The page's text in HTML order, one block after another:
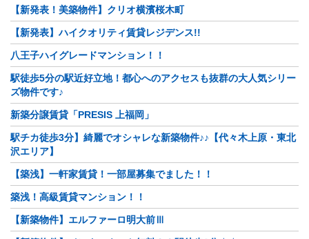
【新発表！美築物件】クリオ横濱桜木町
【新発表】ハイクオリティ賃貸レジデンス!!
八王子ハイグレードマンション！！
駅徒歩5分の駅近好立地！都心へのアクセスも抜群の大人気シリー
ズ物件です♪
新築分譲賃貸「PRESIS 上福岡」
駅チカ徒歩3分】綺麗でオシャレな新築物件♪♪【代々木上原・東北
沢エリア】
【築浅】一軒家賃貸！一部屋募集でました！！
築浅！高級賃貸マンション！！
【新築物件】エルファーロ明大前Ⅲ